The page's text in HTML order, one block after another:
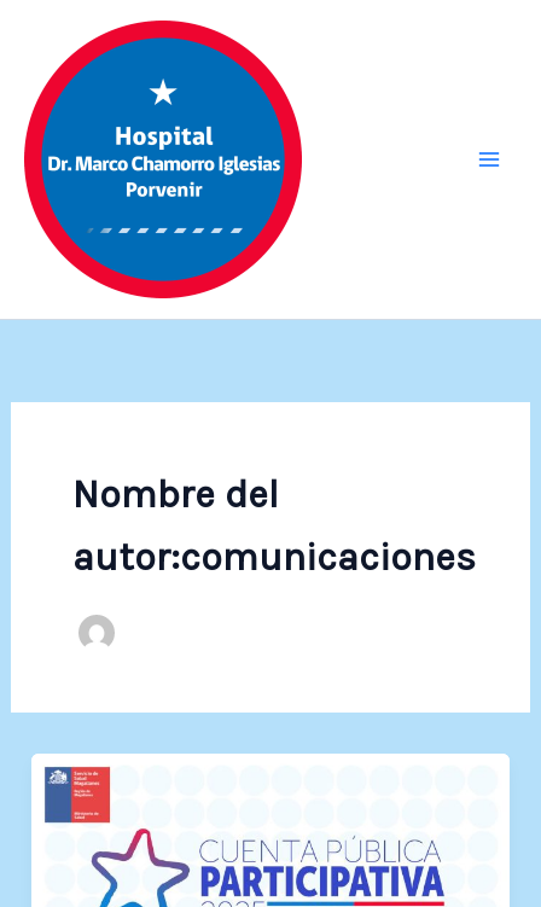
contenido
Nombre del
autor:comunicaciones